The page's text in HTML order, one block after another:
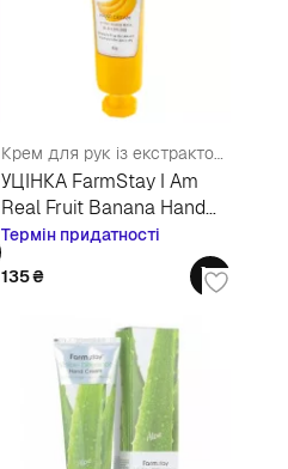
Крем для рук із екстрактом банана
УЦІНКА FarmStay I Am
Real Fruit Banana Hand
Cream
Термін придатності
135₴